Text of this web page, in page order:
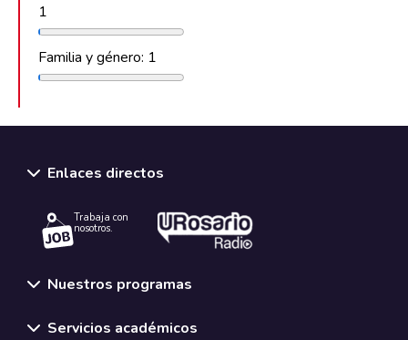
1
Familia y género: 1
Enlaces directos
Trabaja con
nosotros.
Nuestros programas
Servicios académicos